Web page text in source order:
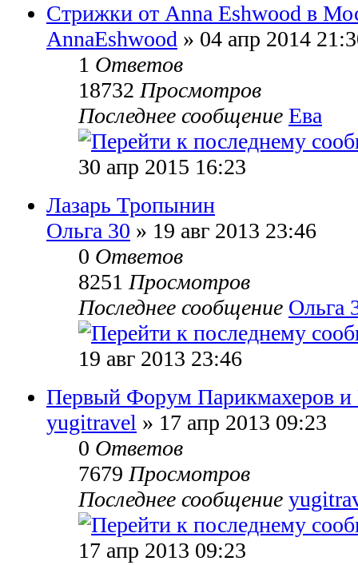
Стрижки от Anna Eshwood в
AnnaEshwood » 04 апр 2014
1 Ответов
18732Просмотров
Последнее сообщение Ева
30 апр 2015 16:23
Лазарь Тропынин
Ольга 30 » 19 авг 2013 23:46
0 Ответов
8251Просмотров
Последнее сообщение Ольга
19 авг 2013 23:46
Первый Форум Парикмахеров и
yugitravel » 17 апр 2013 09:23
0 Ответов
7679Просмотров
Последнее сообщение
17 апр 2013 09:23